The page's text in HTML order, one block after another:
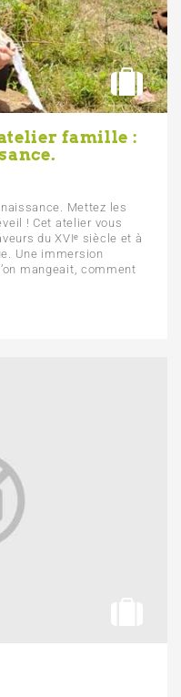
famille :
Mettez les
! Cet atelier vous
du XVIᵉ siècle et à
Une immersion
mangeait, comment